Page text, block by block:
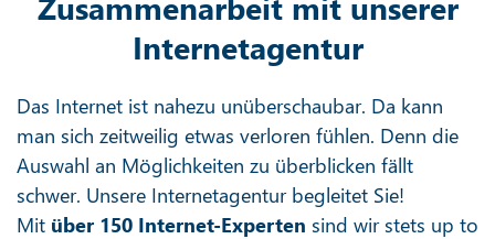
Internetagentur
Das Internet ist nahezu unüberschaubar. Da kann
man sich zeitweilig etwas verloren fühlen. Denn die
Auswahl an Möglichkeiten zu überblicken fällt
schwer. Unsere Internetagentur begleitet Sie!
Mit über 150 Internet-Experten sind wir stets up to